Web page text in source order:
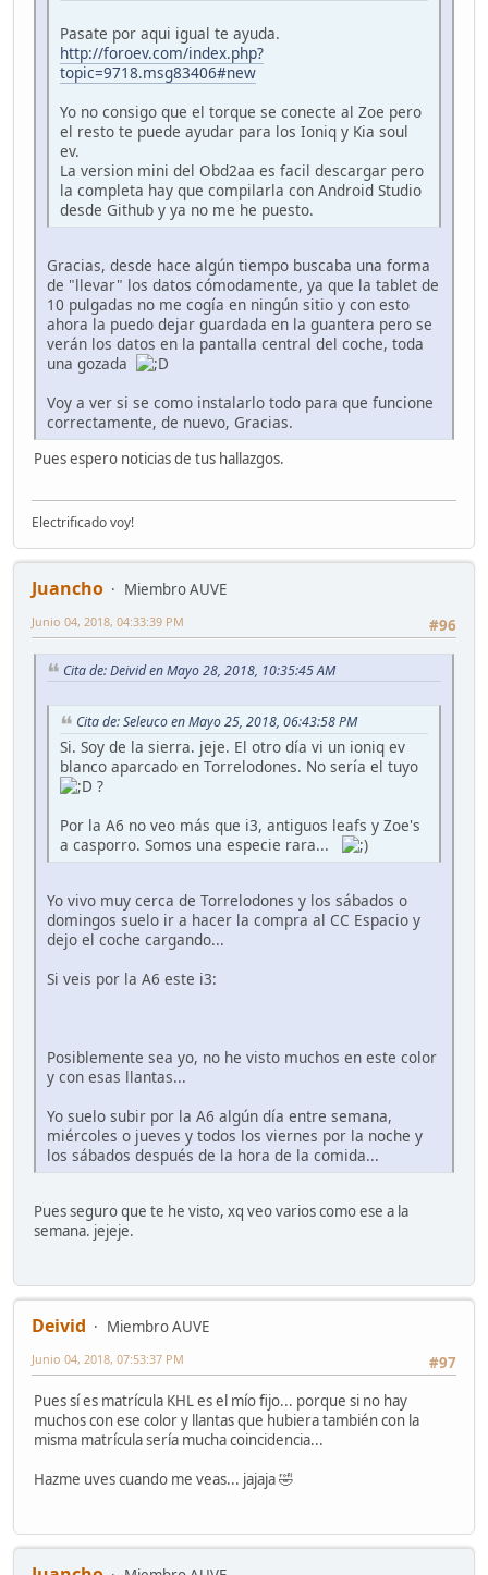
Pasate por aqui igual te ayuda.
http://foroev.com/index.php?
topic=9718.msg83406#new
Yo no consigo que el torque se conecte al Zoe pero
el resto te puede ayudar para los Ioniq y Kia soul
ev.
La version mini del Obd2aa es facil descargar pero
la completa hay que compilarla con Android Studio
desde Github y ya no me he puesto.
Gracias, desde hace algún tiempo buscaba una forma
de "llevar" los datos cómodamente, ya que la tablet de
10 pulgadas no me cogía en ningún sitio y con esto
ahora la puedo dejar guardada en la guantera pero se
verán los datos en la pantalla central del coche, toda
una gozada
Voy a ver si se como instalarlo todo para que funcione
correctamente, de nuevo, Gracias.
Pues espero noticias de tus hallazgos.
Electrificado voy!
Juancho
Miembro AUVE
#96
Junio 04, 2018, 04:33:39 PM
Cita de: Deivid en Mayo 28, 2018, 10:35:45 AM
Cita de: Seleuco en Mayo 25, 2018, 06:43:58 PM
Si. Soy de la sierra. jeje. El otro día vi un ioniq ev
blanco aparcado en Torrelodones. No sería el tuyo
?
Por la A6 no veo más que i3, antiguos leafs y Zoe's
a casporro. Somos una especie rara...
Yo vivo muy cerca de Torrelodones y los sábados o
domingos suelo ir a hacer la compra al CC Espacio y
dejo el coche cargando...
Si veis por la A6 este i3:
Posiblemente sea yo, no he visto muchos en este color
y con esas llantas...
Yo suelo subir por la A6 algún día entre semana,
miércoles o jueves y todos los viernes por la noche y
los sábados después de la hora de la comida...
Pues seguro que te he visto, xq veo varios como ese a la
semana. jejeje.
Deivid
Miembro AUVE
#97
Junio 04, 2018, 07:53:37 PM
Pues sí es matrícula KHL es el mío fijo... porque si no hay
muchos con ese color y llantas que hubiera también con la
misma matrícula sería mucha coincidencia...
Hazme uves cuando me veas... jajaja 🤣